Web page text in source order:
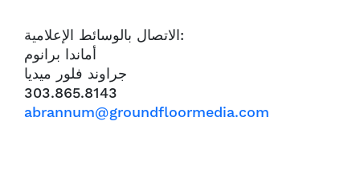
الاتصال بالوسائط الإعلامية:
أماندا برانوم
جراوند فلور ميديا
303.865.8143
abrannum@groundfloormedia.com